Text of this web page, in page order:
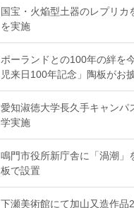
国宝・火焔型土器のレプリカ
を実施
ポーランドとの100年の絆を
児来日100年記念」陶板がお
愛知淑徳大学長久手キャンパ
学実施
鳴門市役所新庁舎に「渦潮」
板で設置
下瀬美術館にて加山又造作品